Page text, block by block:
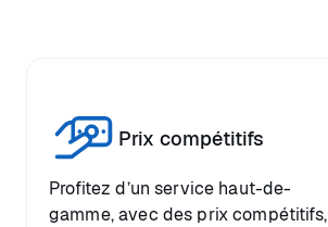
Prix compétitifs
Profitez d’un service haut-de-
gamme, avec des prix compétitifs,